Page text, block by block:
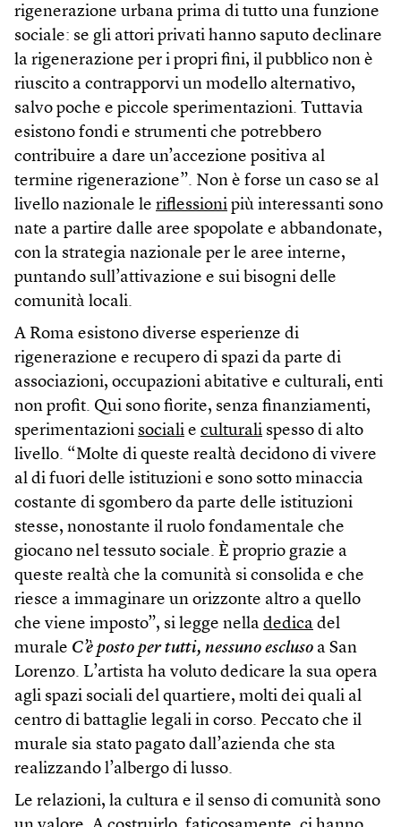
rigenerazione urbana prima di tutto una funzione
sociale: se gli attori privati hanno saputo declinare
la rigenerazione per i propri fini, il pubblico non è
riuscito a contrapporvi un modello alternativo,
salvo poche e piccole sperimentazioni. Tuttavia
esistono fondi e strumenti che potrebbero
contribuire a dare un’accezione positiva al
termine rigenerazione”. Non è forse un caso se al
livello nazionale le riflessioni più interessanti sono
nate a partire dalle aree spopolate e abbandonate,
con la strategia nazionale per le aree interne,
puntando sull’attivazione e sui bisogni delle
comunità locali.
A Roma esistono diverse esperienze di
rigenerazione e recupero di spazi da parte di
associazioni, occupazioni abitative e culturali, enti
non profit. Qui sono fiorite, senza finanziamenti,
sperimentazioni sociali e culturali spesso di alto
livello. “Molte di queste realtà decidono di vivere
al di fuori delle istituzioni e sono sotto minaccia
costante di sgombero da parte delle istituzioni
stesse, nonostante il ruolo fondamentale che
giocano nel tessuto sociale. È proprio grazie a
queste realtà che la comunità si consolida e che
riesce a immaginare un orizzonte altro a quello
che viene imposto”, si legge nella dedica del
murale C’è posto per tutti, nessuno escluso a San
Lorenzo. L’artista ha voluto dedicare la sua opera
agli spazi sociali del quartiere, molti dei quali al
centro di battaglie legali in corso. Peccato che il
murale sia stato pagato dall’azienda che sta
realizzando l’albergo di lusso.
Le relazioni, la cultura e il senso di comunità sono